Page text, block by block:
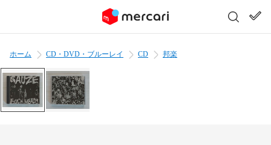
ホーム CD・DVD・ブルーレイ CD 邦楽